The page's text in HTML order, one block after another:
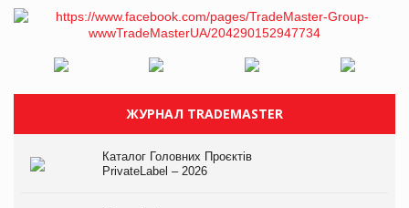
ЖУРНАЛ TRADEMASTER
Каталог Головних Проєктів
PrivateLabel – 2026